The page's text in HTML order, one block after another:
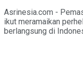
Asrinesia.com -
ikut meramaikan
berlangsung di